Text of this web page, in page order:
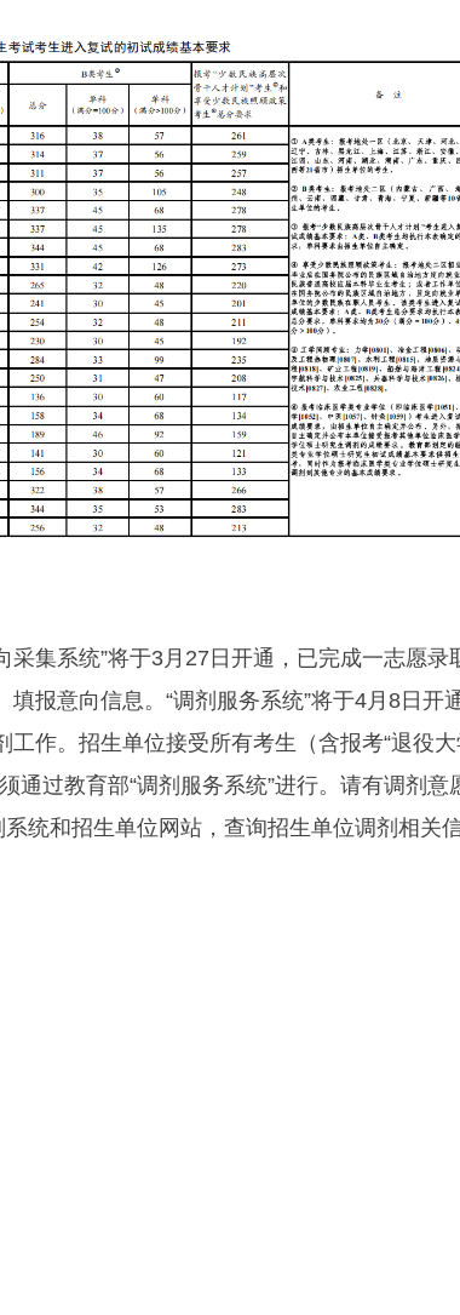
采集系统”将于3月27日开通，已完成一志愿录
报意向信息。“调剂服务系统”将于4月8日开
作。招生单位接受所有考生（含报考“退役
通过教育部“调剂服务系统”进行。请有调剂意
统和招生单位网站，查询招生单位调剂相关